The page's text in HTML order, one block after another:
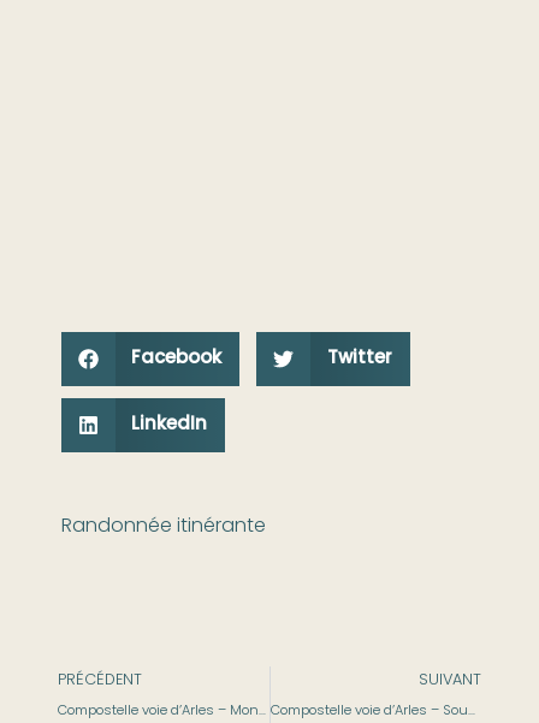
Facebook Twitter
LinkedIn
Randonnée itinérante
PRÉCÉDENT
Compostelle voie d’Arles – Montarnaud à Saint-Guilhem-le-Désert
SUIVANT
Compostelle voie d’Arles – Soumont à Lunas